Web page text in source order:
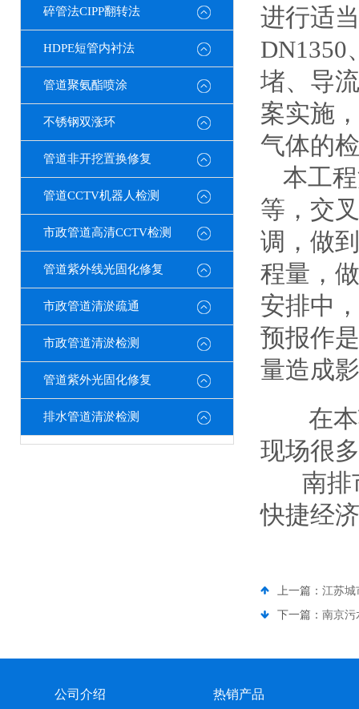
碎管法CIPP翻转法
HDPE短管内衬法
管道聚氨酯喷涂
不锈钢双涨环
管道非开挖置换修复
管道CCTV机器人检测
市政管道高清CCTV检测
管道紫外线光固化修复
市政管道清淤疏通
市政管道清淤检测
管道紫外光固化修复
排水管道清淤检测
进行适
DN1350
堵、导
案实施
气体的
本工
等，交
调，做
程量，
安排中
预报作
量造成
在本
现场很
南排
快捷经
上一篇： 江苏城
下一篇： 南京污
公司介绍 热销产品